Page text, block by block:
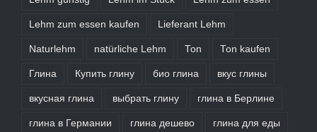
Lehm zum essen kaufen Lieferant Lehm
Naturlehm natürliche Lehm Ton Ton kaufen
Глина Купить глину био глина вкус глины
вкусная глина выбрать глину глина в Берлине
глина в Германии глина дешево глина для еды